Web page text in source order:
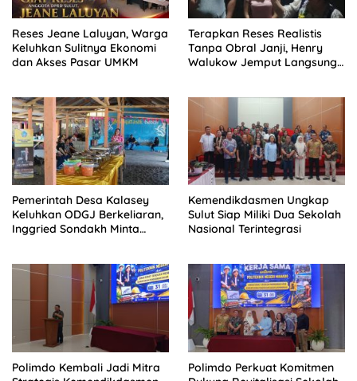
Reses Jeane Laluyan, Warga
Keluhkan Sulitnya Ekonomi
dan Akses Pasar UMKM
Terapkan Reses Realistis
Tanpa Obral Janji, Henry
Walukow Jemput Langsung
Pemerintah Desa Kalasey
Keluhkan ODGJ Berkeliaran,
Inggried Sondakh Minta
Kemendikdasmen Ungkap
Sulut Siap Miliki Dua Sekolah
Nasional Terintegrasi
Polimdo Kembali Jadi Mitra
Polimdo Perkuat Komitmen